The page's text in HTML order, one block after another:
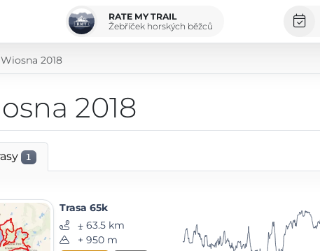
RATE MY TRAIL
Žebříček horských běžců
2018
2018
1
Trasa 65k
⨦ 63.5 km
+ 950 m